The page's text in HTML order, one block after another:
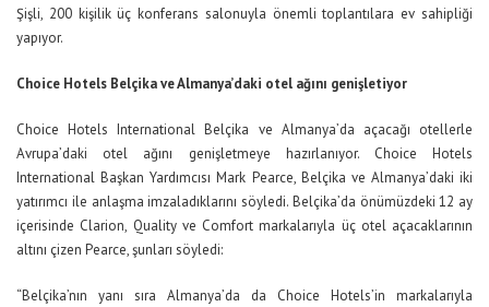
Şişli, 200 kişilik üç konferans salonuyla önemli toplantılara ev sahipliği
yapıyor.
Choice Hotels Belçika ve Almanya’daki otel ağını genişletiyor
Choice Hotels International Belçika ve Almanya’da açacağı otellerle
Avrupa’daki otel ağını genişletmeye hazırlanıyor. Choice Hotels
International Başkan Yardımcısı Mark Pearce, Belçika ve Almanya’daki iki
yatırımcı ile anlaşma imzaladıklarını söyledi. Belçika’da önümüzdeki 12 ay
içerisinde Clarion, Quality ve Comfort markalarıyla üç otel açacaklarının
altını çizen Pearce, şunları söyledi:
“Belçika’nın yanı sıra Almanya’da da Choice Hotels’in markalarıyla